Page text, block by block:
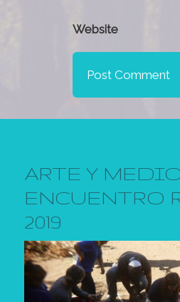
Website
ARTE Y
ENCUENTRO
2019